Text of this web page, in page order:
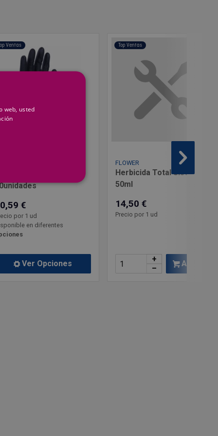
Ventas
€
por 1 ud
en diferentes
Ver Opciones
Top Ventas
FLOWER
Herbicida Total Sistemico
50ml
14,50 €
Precio por 1 ud
+
–
Añadir
web, usted